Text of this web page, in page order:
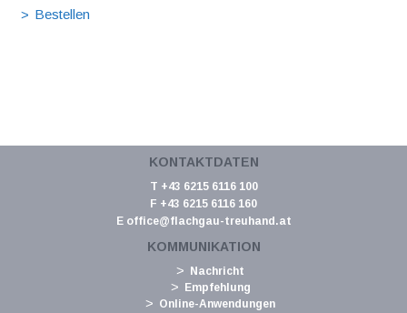
KONTAKTDATEN
T +43 6215 6116 100
F +43 6215 6116 160
E office@flachgau-treuhand.at
KOMMUNIKATION
Nachricht
Empfehlung
Online-Anwendungen